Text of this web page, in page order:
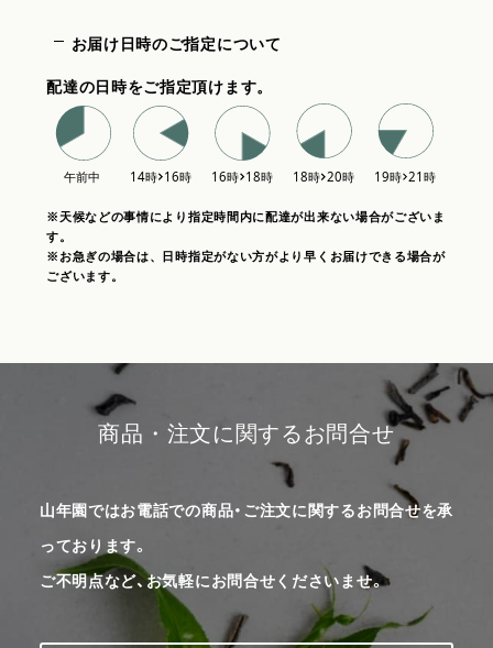
お届け日時のご指定について
配達の日時をご指定頂けます。
※天候などの事情により指定時間内に配達が出来ない場合がございま
す。
※お急ぎの場合は、日時指定がない方がより早くお届けできる場合が
ございます。
商品・注文に関するお問合せ
山年園ではお電話での商品・ご注文に関するお問合せを承
っております。
ご不明点など、お気軽にお問合せくださいませ。